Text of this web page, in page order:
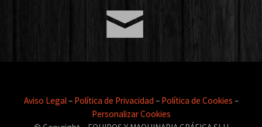
Aviso Legal– Política de Privacidad – Política de Cookies –
Personalizar Cookies